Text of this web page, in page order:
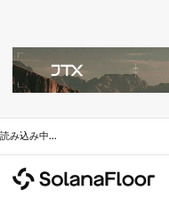
読み込み中...